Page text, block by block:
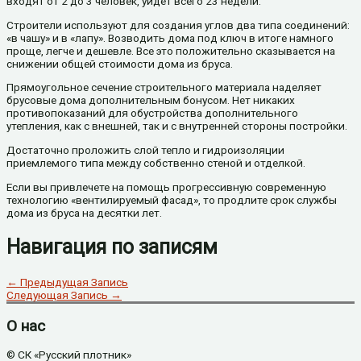
Строители используют для создания углов два типа соединений:
«в чашу» и в «лапу». Возводить дома под ключ в итоге намного
проще, легче и дешевле. Все это положительно сказывается на
снижении общей стоимости дома из бруса.
Прямоугольное сечение строительного материала наделяет
брусовые дома дополнительным бонусом. Нет никаких
противопоказаний для обустройства дополнительного
утепления, как с внешней, так и с внутренней стороны постройки.
Достаточно проложить слой тепло и гидроизоляции
приемлемого типа между собственно стеной и отделкой.
Если вы привлечете на помощь прогрессивную современную
технологию «вентилируемый фасад», то продлите срок службы
дома из бруса на десятки лет.
Навигация по записям
← Предыдущая Запись
Следующая Запись →
О нас
© СК «Русский плотник»